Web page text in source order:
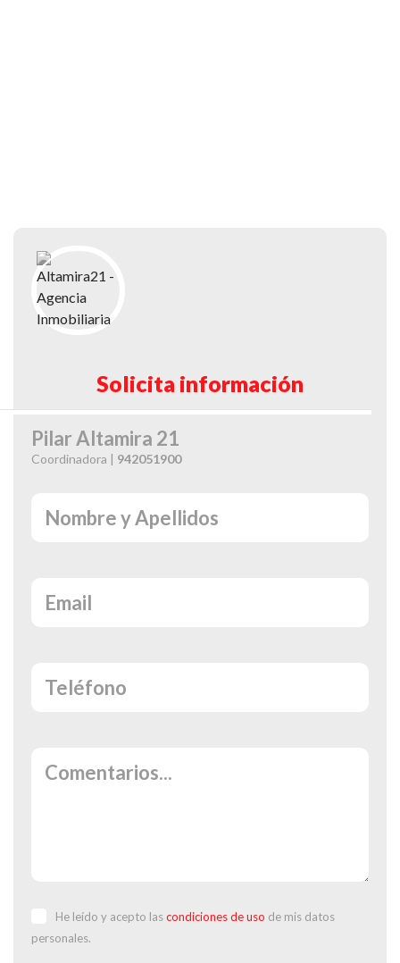
Solicita información
Pilar Altamira 21
Coordinadora | 942051900
He leído y acepto lascondiciones de uso de mis datos
personales.